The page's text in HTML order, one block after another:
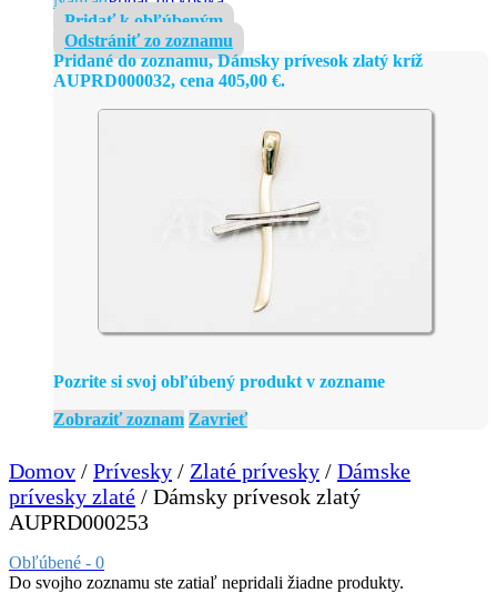
Pridať k obľúbeným
Odstrániť zo zoznamu
Pridané do zoznamu, Dámsky prívesok zlatý kríž
AUPRD000032, cena 405,00 €.
Pozrite si svoj obľúbený produkt v zozname
Zobraziť zoznam Zavrieť
Domov / Prívesky / Zlaté prívesky / Dámske
prívesky zlaté / Dámsky prívesok zlatý
AUPRD000253
Obľúbené - 0
Do svojho zoznamu ste zatiaľ nepridali žiadne produkty.